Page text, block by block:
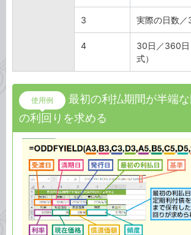
3 実際の日数／
4
30日／360日
式）
使用例
最初の利払期間が半端
の利回りを求める